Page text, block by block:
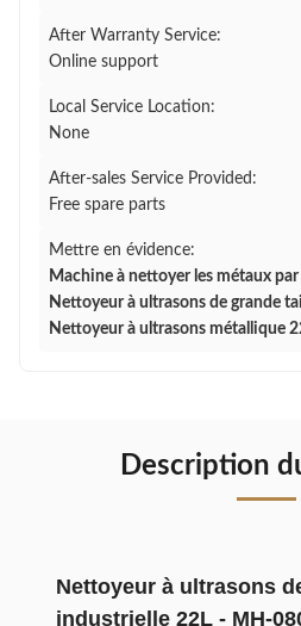
After Warranty Service:
Online support
Local Service Location:
None
After-sales Service Provided:
Free spare parts
Mettre en évidence:
Machine à nettoyer les métaux
Nettoyeur à ultrasons de grande
Nettoyeur à ultrasons métallique
Description
Nettoyeur à ultrasons
industrielle 22L - MH-